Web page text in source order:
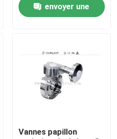
envoyer une
Vannes papillon